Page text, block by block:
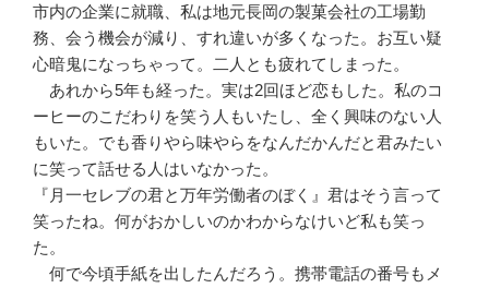
市内の企業に就職、私は地元長岡の製菓会社の工場勤
務、会う機会が減り、すれ違いが多くなった。お互い疑
心暗鬼になっちゃって。二人とも疲れてしまった。
あれから5年も経った。実は2回ほど恋もした。私のコ
ーヒーのこだわりを笑う人もいたし、全く興味のない人
もいた。でも香りやら味やらをなんだかんだと君みたい
に笑って話せる人はいなかった。
『月一セレブの君と万年労働者のぼく』君はそう言って
笑ったね。何がおかしいのかわからなけいど私も笑っ
た。
何で今頃手紙を出したんだろう。携帯電話の番号もメ